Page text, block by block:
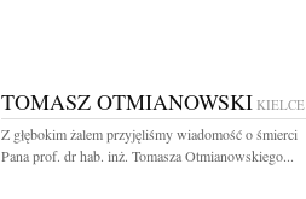
TOMASZ OTMIANOWSKI KIELCE
Z głębokim żalem przyjęliśmy wiadomość o śmierci
Pana prof. dr hab. inż. Tomasza Otmianowskiego...